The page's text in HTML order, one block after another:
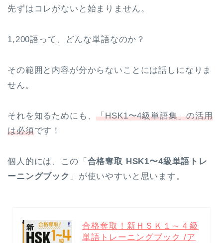
先ずはコレがないと始まりません。
1,200語って、どんな単語なのか？
その範囲と内容が分からないことには話しになりま
せん。
それを知るためにも、「HSK1〜4級単語集」の活用
は必須です！
個人的には、この「 合格奪取 HSK1〜4級単語トレ
ーニングブック 」が使いやすいと思います。
合格奪取！新ＨＳＫ１～４級
単語トレーニングブック /ア